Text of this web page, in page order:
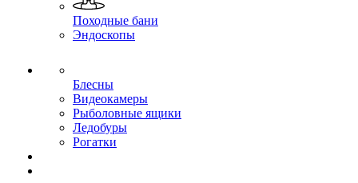
Походные бани
Эндоскопы
Блесны
Видеокамеры
Рыболовные ящики
Ледобуры
Рогатки